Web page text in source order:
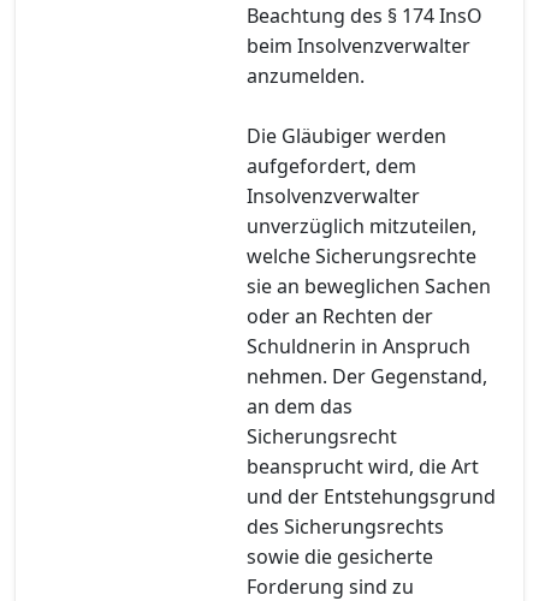
Beachtung des § 174 InsO
beim Insolvenzverwalter
anzumelden.
Die Gläubiger werden
aufgefordert, dem
Insolvenzverwalter
unverzüglich mitzuteilen,
welche Sicherungsrechte
sie an beweglichen Sachen
oder an Rechten der
Schuldnerin in Anspruch
nehmen. Der Gegenstand,
an dem das
Sicherungsrecht
beansprucht wird, die Art
und der Entstehungsgrund
des Sicherungsrechts
sowie die gesicherte
Forderung sind zu